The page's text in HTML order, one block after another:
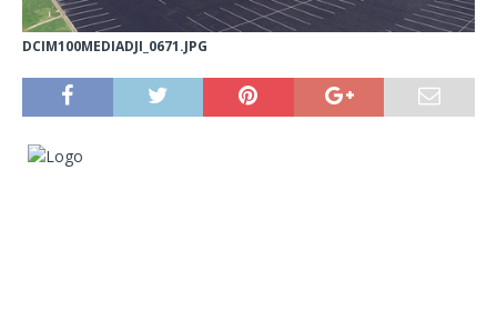
DCIM100MEDIADJI_0671.JPG